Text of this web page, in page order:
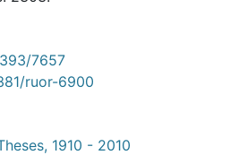
7657
ruor-6900
1910 - 2010